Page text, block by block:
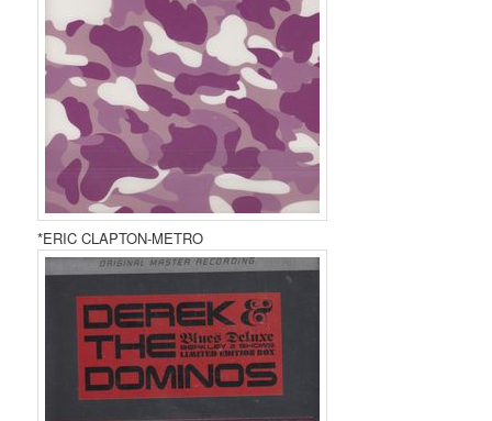
*ERIC CLAPTON-METRO